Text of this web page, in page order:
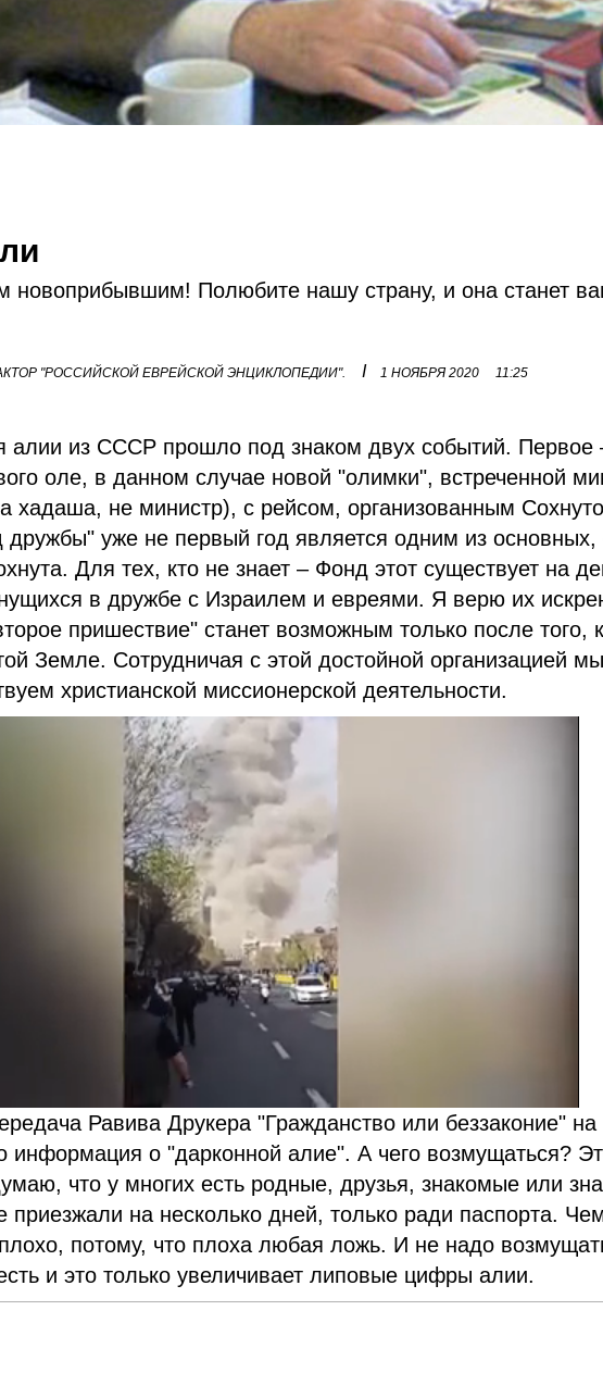
новоприбывшим! Полюбите нашу страну, и она станет
"РОССИЙСКОЙ ЕВРЕЙСКОЙ ЭНЦИКЛОПЕДИИ". I 1 НОЯБРЯ 2020 11:25
алии из СССР прошло под знаком двух событий. Первое
оле, в данном случае новой "олимки", встреченной
хадаша, не министр), с рейсом, организованным
уже не первый год является одним из основных,
Для тех, кто не знает – Фонд этот существует на
в дружбе с Израилем и евреями. Я верю их
пришествие" станет возможным только после того,
Земле. Сотрудничая с этой достойной организацией
христианской миссионерской деятельности.
Равива Друкера "Гражданство или беззаконие" на
информация о "дарконной алие". А чего возмущаться?
что у многих есть родные, друзья, знакомые или
приезжали на несколько дней, только ради паспорта.
потому, что плоха любая ложь. И не надо
и это только увеличивает липовые цифры алии.